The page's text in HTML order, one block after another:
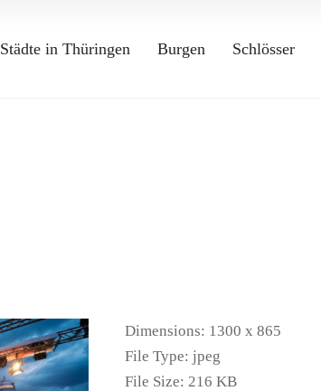
Städte in Thüringen Burgen Schlösser
Dimensions: 1300 x 865
File Type: jpeg
File Size: 216 KB